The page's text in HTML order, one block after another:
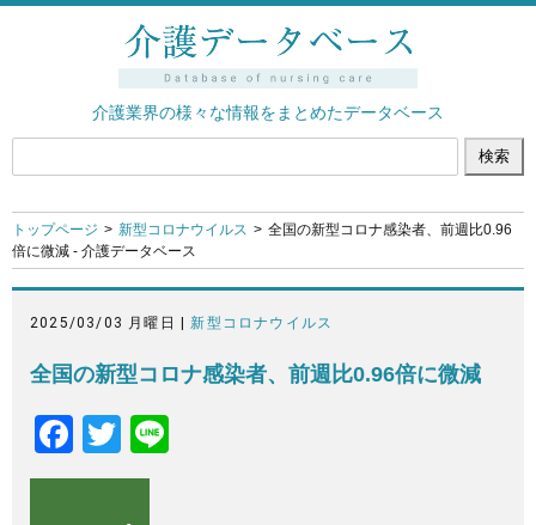
介護業界の様々な情報をまとめたデータベース
トップページ 新型コロナウイルス
全国の新型コロナ感染者、前週比0.96
倍に微減 - 介護データベース
2025/03/03 月曜日 |新型コロナウイルス
全国の新型コロナ感染者、前週比0.96倍に微減
F
a
T
wi